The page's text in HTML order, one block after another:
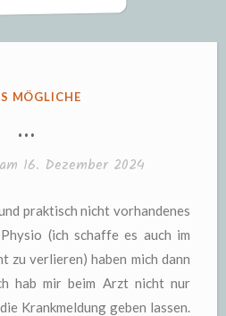
MÖGLICHE
…
16. Dezember 2024
praktisch nicht vorhandenes
(ich schaffe es auch im
zu verlieren) haben mich dann
hab mir beim Arzt nicht nur
Krankmeldung geben lassen.